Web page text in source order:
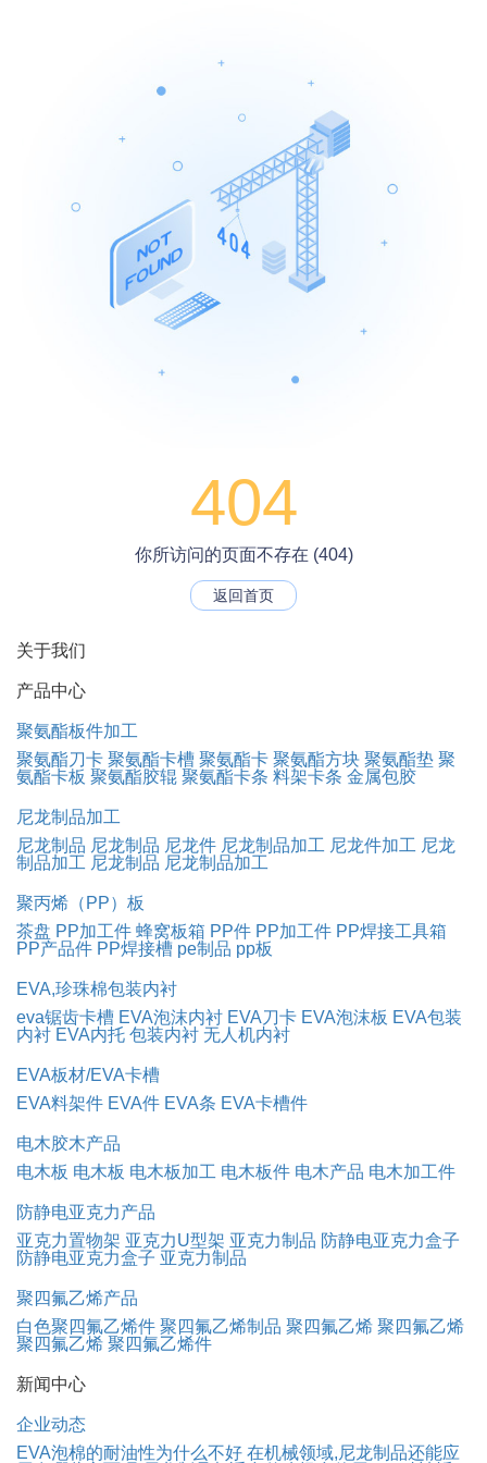
404
你所访问的页面不存在 (404)
返回首页
关于我们
产品中心
聚氨酯板件加工
聚氨酯刀卡 聚氨酯卡槽 聚氨酯卡 聚氨酯方块 聚氨酯垫 聚
氨酯卡板 聚氨酯胶辊 聚氨酯卡条 料架卡条 金属包胶
尼龙制品加工
尼龙制品 尼龙制品 尼龙件 尼龙制品加工 尼龙件加工 尼龙
制品加工 尼龙制品 尼龙制品加工
聚丙烯（PP）板
茶盘 PP加工件 蜂窝板箱 PP件 PP加工件 PP焊接工具箱
PP产品件 PP焊接槽 pe制品 pp板
EVA,珍珠棉包装内衬
eva锯齿卡槽 EVA泡沫内衬 EVA刀卡 EVA泡沫板 EVA包装
内衬 EVA内托 包装内衬 无人机内衬
EVA板材/EVA卡槽
EVA料架件 EVA件 EVA条 EVA卡槽件
电木胶木产品
电木板 电木板 电木板加工 电木板件 电木产品 电木加工件
防静电亚克力产品
亚克力置物架 亚克力U型架 亚克力制品 防静电亚克力盒子
防静电亚克力盒子 亚克力制品
聚四氟乙烯产品
白色聚四氟乙烯件 聚四氟乙烯制品 聚四氟乙烯 聚四氟乙烯
聚四氟乙烯 聚四氟乙烯件
新闻中心
企业动态
EVA泡棉的耐油性为什么不好 在机械领域,尼龙制品还能应